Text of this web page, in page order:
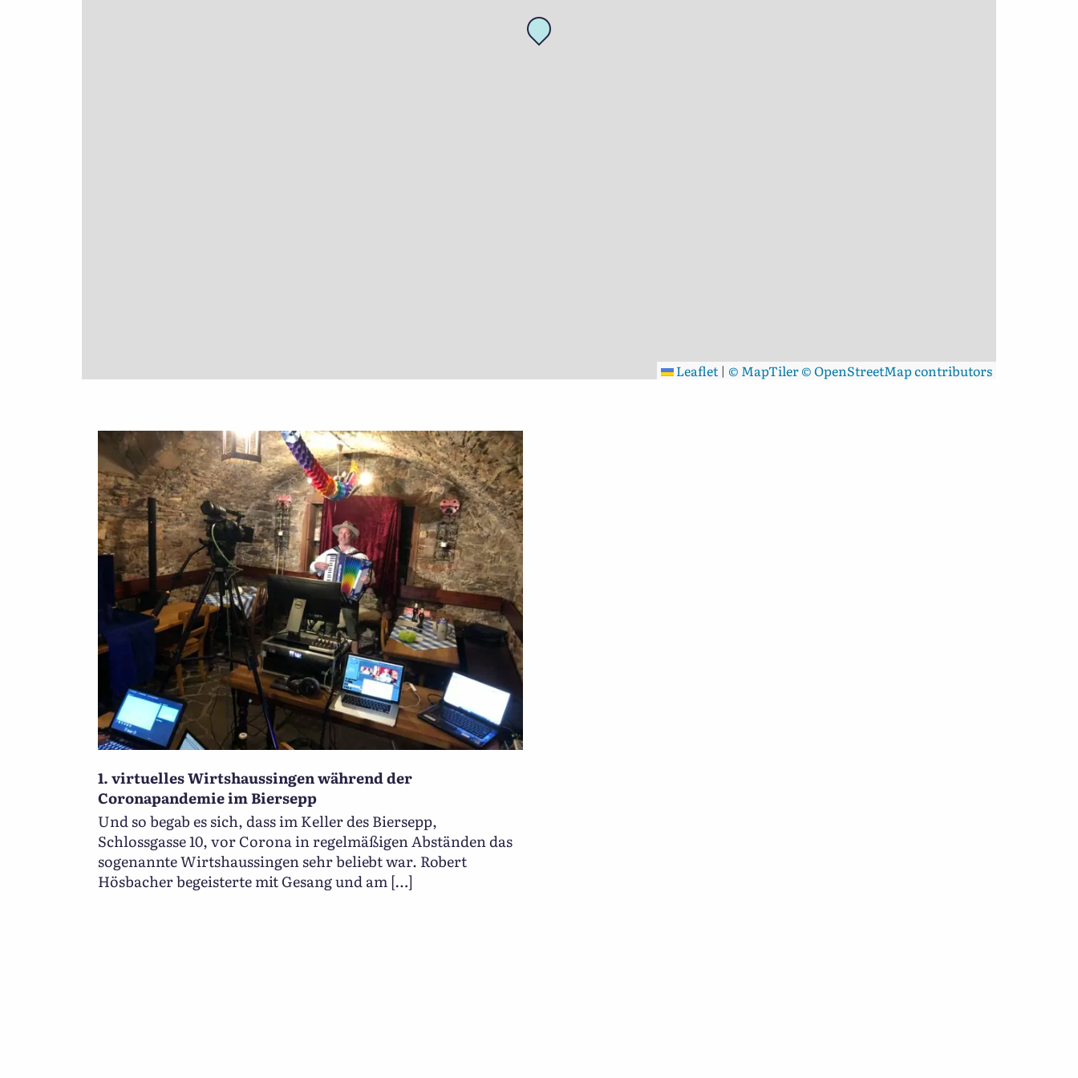
Leaflet | © MapTiler© OpenStreetMap contributors
1. virtuelles Wirtshaussingen während der
Coronapandemie im Biersepp
Und so begab es sich, dass im Keller des Biersepp,
Schlossgasse 10, vor Corona in regelmäßigen Abständen das
sogenannte Wirtshaussingen sehr beliebt war. Robert
Hösbacher begeisterte mit Gesang und am […]